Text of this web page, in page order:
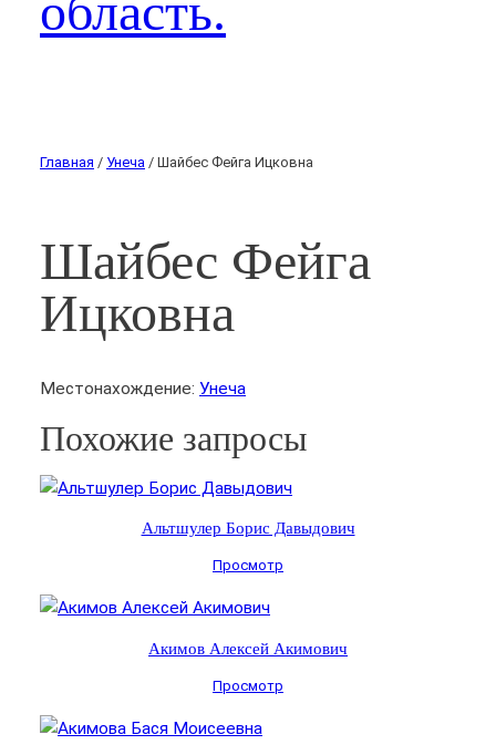
область.
Главная / Унеча / Шайбес Фейга Ицковна
Шайбес Фейга
Ицковна
Местонахождение: Унеча
Похожие запросы
Альтшулер Борис Давыдович
Просмотр
Акимов Алексей Акимович
Просмотр